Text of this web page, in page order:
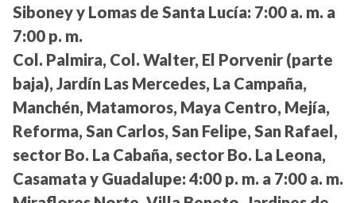
Siboney y Lomas de Santa Lucía: 7:00 a. m. a
7:00 p. m.
Col. Palmira, Col. Walter, El Porvenir (parte
baja), Jardín Las Mercedes, La Campaña,
Manchén, Matamoros, Maya Centro, Mejía,
Reforma, San Carlos, San Felipe, San Rafael,
sector Bo. La Cabaña, sector Bo. La Leona,
Casamata y Guadalupe: 4:00 p. m. a 7:00 a. m.